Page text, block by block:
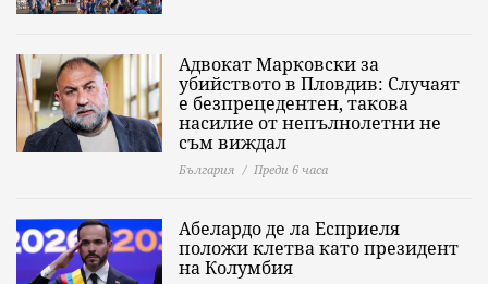
Адвокат Марковски за
убийството в Пловдив: Случаят
е безпрецедентен, такова
насилие от непълнолетни не
съм виждал
България Преди 6 часа
Абелардо де ла Есприеля
положи клетва като президент
на Колумбия